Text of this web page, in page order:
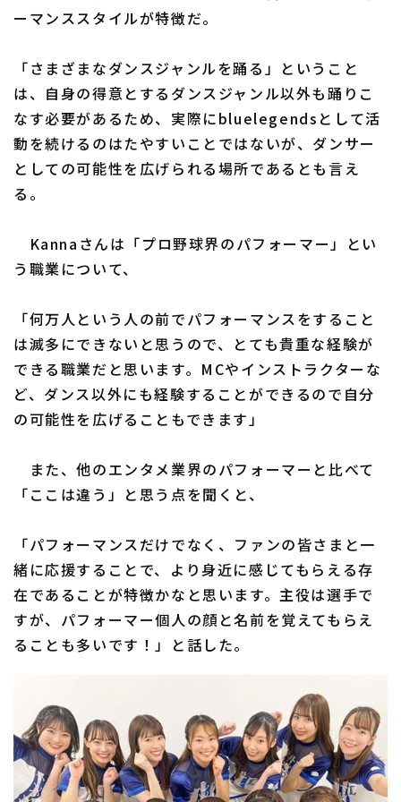
ーマンススタイルが特徴だ。
「さまざまなダンスジャンルを踊る」ということ
は、自身の得意とするダンスジャンル以外も踊りこ
なす必要があるため、実際にbluelegendsとして活
動を続けるのはたやすいことではないが、ダンサー
としての可能性を広げられる場所であるとも言え
る。
Kannaさんは「プロ野球界のパフォーマー」とい
う職業について、
「何万人という人の前でパフォーマンスをすること
は滅多にできないと思うので、とても貴重な経験が
できる職業だと思います。MCやインストラクターな
ど、ダンス以外にも経験することができるので自分
の可能性を広げることもできます」
また、他のエンタメ業界のパフォーマーと比べて
「ここは違う」と思う点を聞くと、
「パフォーマンスだけでなく、ファンの皆さまと一
緒に応援することで、より身近に感じてもらえる存
在であることが特徴かなと思います。主役は選手で
すが、パフォーマー個人の顔と名前を覚えてもらえ
ることも多いです！」と話した。